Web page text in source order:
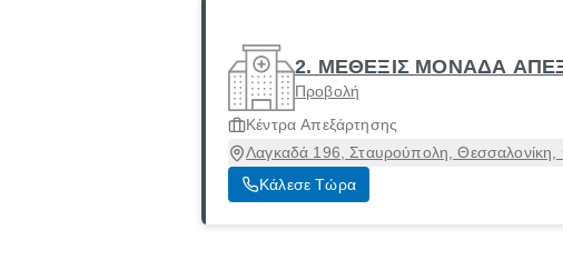
2. ΜΕΘΕΞΙΣ ΜΟΝΑΔΑ
Προβολή
Κέντρα Απεξάρτησης
Λαγκαδά 196, Σταυρούπολη, Θεσσαλονίκη,
Κάλεσε Τώρα